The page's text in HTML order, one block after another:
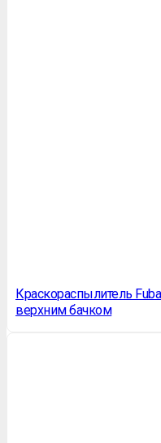
Краскораспылитель
верхним бачком